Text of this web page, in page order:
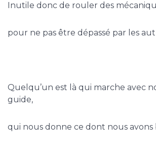
Inutile donc de rouler des
pour ne pas être dépassé par les
Quelqu’un est là qui marche avec
guide,
qui nous donne ce dont nous avons